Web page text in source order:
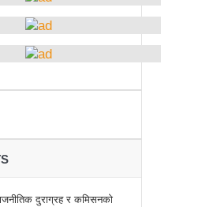
दुराग्रह र कमिसनको